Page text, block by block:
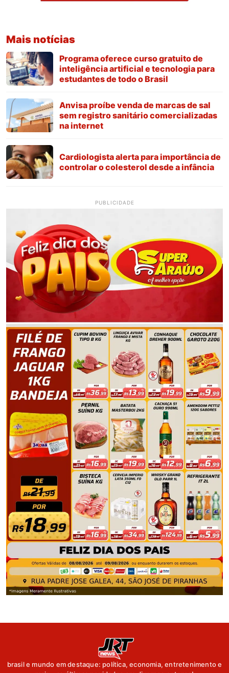
Mais notícias
Programa oferece curso gratuito de
inteligência artificial e tecnologia para
estudantes de todo o Brasil
Anvisa proíbe venda de marcas de sal
sem registro sanitário comercializadas
na internet
Cardiologista alerta para importância de
controlar o colesterol desde a infância
PUBLICIDADE
brasil e mundo em destaque: política, economia, entretenimento e